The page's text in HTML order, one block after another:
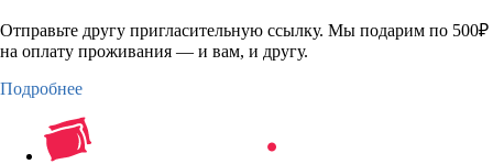
Отправьте другу пригласительную ссылку. Мы подарим по 500₽
на оплату проживания — и вам, и другу.
Подробнее